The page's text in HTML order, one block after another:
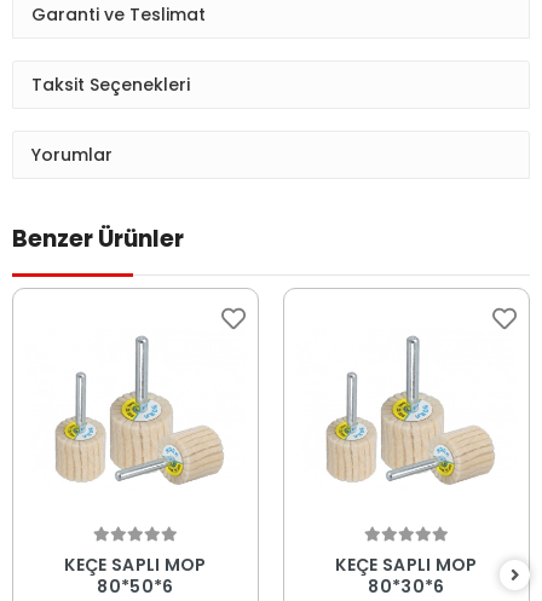
Garanti ve Teslimat
Taksit Seçenekleri
Yorumlar
Benzer Ürünler
KEÇE SAPLI MOP
80*50*6
KEÇE SAPLI MOP
80*30*6